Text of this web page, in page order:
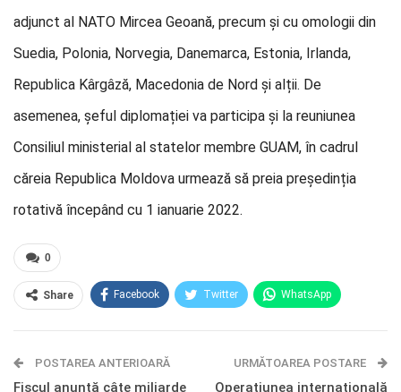
adjunct al NATO Mircea Geoană, precum și cu omologii din
Suedia, Polonia, Norvegia, Danemarca, Estonia, Irlanda,
Republica Kârgâză, Macedonia de Nord și alții. De
asemenea, șeful diplomației va participa și la reuniunea
Consiliul ministerial al statelor membre GUAM, în cadrul
căreia Republica Moldova urmează să preia președinția
rotativă începând cu 1 ianuarie 2022.
0
Share Facebook Twitter WhatsApp
Telegram OK.ru
POSTAREA ANTERIOARĂ
Fiscul anunță câte miliarde
URMĂTOAREA POSTARE
Operațiunea internațională